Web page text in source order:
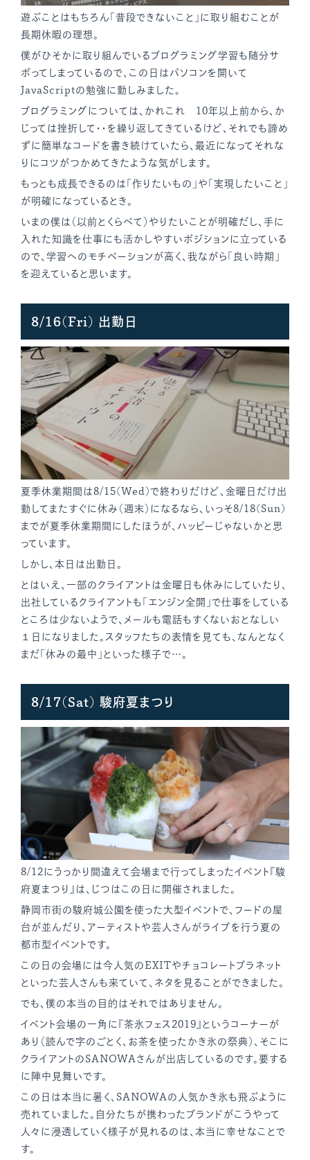
遊ぶことはもちろん「普段できないこと」に取り組むことが
長期休暇の理想。
僕がひそかに取り組んでいるプログラミング学習も随分サ
ボってしまっているので、この日はパソコンを開いて
JavaScriptの勉強に勤しみました。
プログラミングについては、かれこれ 10年以上前から、か
じっては挫折して・・を繰り返してきているけど、それでも諦め
ずに簡単なコードを書き続けていたら、最近になってそれな
りにコツがつかめてきたような気がします。
もっとも成長できるのは「作りたいもの」や「実現したいこと」
が明確になっているとき。
いまの僕は（以前とくらべて）やりたいことが明確だし、手に
入れた知識を仕事にも活かしやすいポジションに立っている
ので、学習へのモチベーションが高く、我ながら「良い時期」
を迎えていると思います。
8/16(Fri) 出勤日
夏季休業期間は8/15(Wed)で終わりだけど、金曜日だけ出
勤してまたすぐに休み（週末）になるなら、いっそ8/18(Sun)
までが夏季休業期間にしたほうが、ハッピーじゃないかと思
っています。
しかし、本日は出勤日。
とはいえ、一部のクライアントは金曜日も休みにしていたり、
出社しているクライアントも「エンジン全開」で仕事をしている
ところは少ないようで、メールも電話もすくないおとなしい
１日になりました。スタッフたちの表情を見ても、なんとなく
まだ「休みの最中」といった様子で…。
8/17(Sat) 駿府夏まつり
8/12にうっかり間違えて会場まで行ってしまったイベント『駿
府夏まつり』は、じつはこの日に開催されました。
静岡市街の駿府城公園を使った大型イベントで、フードの屋
台が並んだり、アーティストや芸人さんがライブを行う夏の
都市型イベントです。
この日の会場には今人気のEXITやチョコレートプラネット
といった芸人さんも来ていて、ネタを見ることができました。
でも、僕の本当の目的はそれではありません。
イベント会場の一角に『茶氷フェス2019』というコーナーが
あり（読んで字のごとく、お茶を使ったかき氷の祭典）、そこに
クライアントのSANOWAさんが出店しているのです。要する
に陣中見舞いです。
この日は本当に暑く、SANOWAの人気かき氷も飛ぶように
売れていました。自分たちが携わったブランドがこうやって
人々に浸透していく様子が見れるのは、本当に幸せなことで
す。